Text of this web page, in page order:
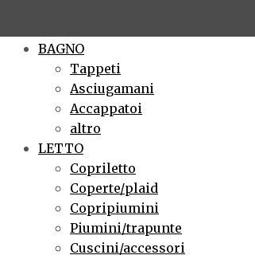
BAGNO
Tappeti
Asciugamani
Accappatoi
altro
LETTO
Copriletto
Coperte/plaid
Copripiumini
Piumini/trapunte
Cuscini/accessori